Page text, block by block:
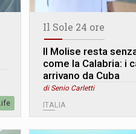
Il Sole 24 ore
Il Molise resta
come la Calabria: i
arrivano da Cuba
di Senio Carletti
ITALIA